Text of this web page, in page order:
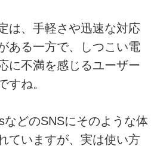
は、手軽さや迅速な対応
ある一方で、しつこい電
に不満を感じるユーザー
すね。
どのSNSにそのような体
ていますが、実は使い方